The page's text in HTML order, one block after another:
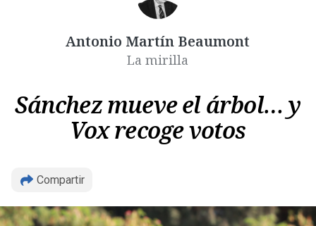
Antonio Martín Beaumont
La mirilla
Sánchez mueve el árbol… y
Vox recoge votos
Compartir
Copiar